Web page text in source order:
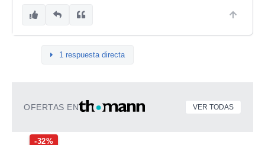
1 respuesta directa
OFERTAS EN VER TODAS
-32%